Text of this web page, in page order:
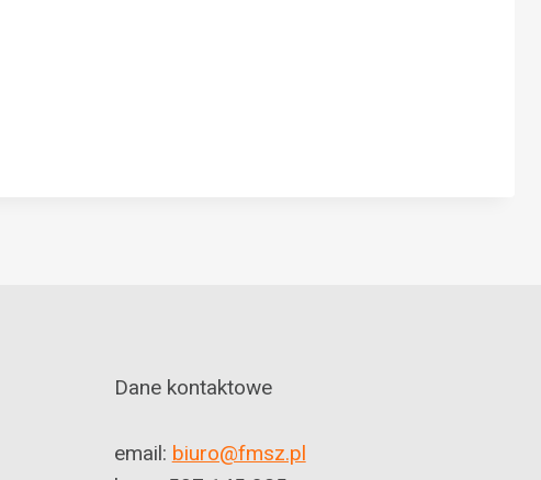
Dane kontaktowe
email: biuro@fmsz.pl